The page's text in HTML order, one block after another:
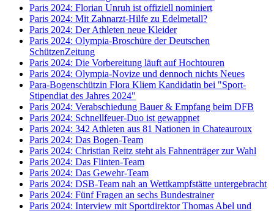
Paris 2024: Florian Unruh ist offiziell nominiert
Paris 2024: Mit Zahnarzt-Hilfe zu Edelmetall?
Paris 2024: Der Athleten neue Kleider
Paris 2024: Olympia-Broschüre der Deutschen
SchützenZeitung
Paris 2024: Die Vorbereitung läuft auf Hochtouren
Paris 2024: Olympia-Novize und dennoch nichts Neues
Para-Bogenschützin Flora Kliem Kandidatin bei "Sport-
Stipendiat des Jahres 2024"
Paris 2024: Verabschiedung Bauer & Empfang beim DFB
Paris 2024: Schnellfeuer-Duo ist gewappnet
Paris 2024: 342 Athleten aus 81 Nationen in Chateauroux
Paris 2024: Das Bogen-Team
Paris 2024: Christian Reitz steht als Fahnenträger zur Wahl
Paris 2024: Das Flinten-Team
Paris 2024: Das Gewehr-Team
Paris 2024: DSB-Team nah an Wettkampfstätte untergebracht
Paris 2024: Fünf Fragen an sechs Bundestrainer
Paris 2024: Interview mit Sportdirektor Thomas Abel und